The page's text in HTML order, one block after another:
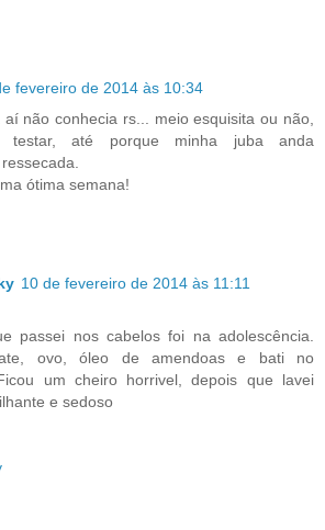
fevereiro de 2014 às 10:34
aí não conhecia rs... meio esquisita ou não,
até porque minha juba anda
ótima semana!
10 de fevereiro de 2014 às 11:11
passei nos cabelos foi na adolescência.
ovo, óleo de amendoas e bati no
um cheiro horrivel, depois que lavei
e sedoso